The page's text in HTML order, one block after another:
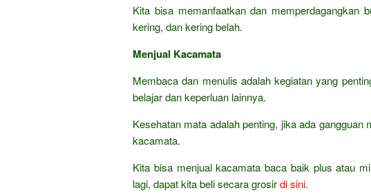
Kita bisa memanfaatkan dan memperdagangkan
kering, dan kering belah.
Menjual Kacamata
Membaca dan menulis adalah kegiatan yang
belajar dan keperluan lainnya.
Kesehatan mata adalah penting, jika ada
kacamata.
Kita bisa menjual kacamata baca baik plus atau
lagi, dapat kita beli secara grosirdi sini.